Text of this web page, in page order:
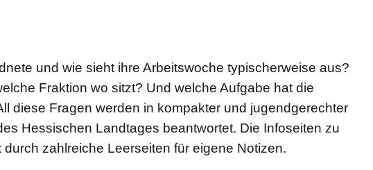
und wie sieht ihre Arbeitswoche typischerweise aus?
Fraktion wo sitzt? Und welche Aufgabe hat die
diese Fragen werden in kompakter und jugendgerechter
Hessischen Landtages beantwortet. Die Infoseiten zu
zahlreiche Leerseiten für eigene Notizen.